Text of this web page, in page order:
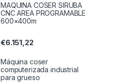
MAQUINA COSER SIRUBA
CNC AREA PROGRAMABLE
600×400m
€6.151,22
Máquina coser
computerizada industrial
para grueso